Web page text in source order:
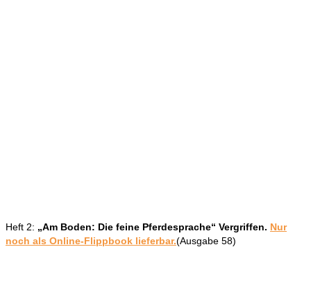
Heft 2: „Am Boden: Die feine Pferdesprache“ Vergriffen. Nur
noch als Online-Flippbook lieferbar.(Ausgabe 58)